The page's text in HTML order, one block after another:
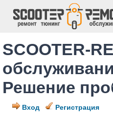
SCOOTER-
Решение
Вход Регистрация